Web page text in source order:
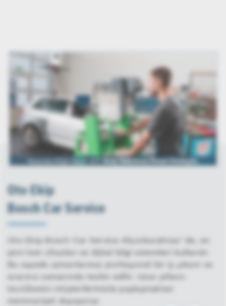
Oto Ekip
Bosch Car Service
Oto Ekip Bosch Car Service Afyonkarahisar´de, en
yeni test cihazları ve dijital bilgi sistemleri kullanılır.
Bu sayede uzmanlarımız profesyonel bir iş çıkarır ve
aracınız zamanında teslim edilir. Uzun yılların
tecrübesini müşterilerimizle paylaşmaktan
memnuniyet duyuyoruz.